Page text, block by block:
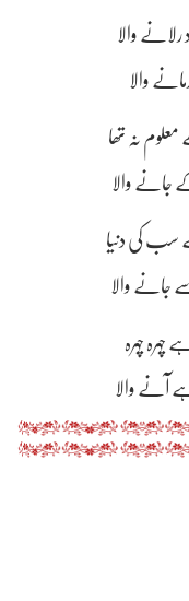
والا
والا
معلوم نہ تھا
جانے والا
سب کی دنیا
جانے والا
چہرہ
آنے والا